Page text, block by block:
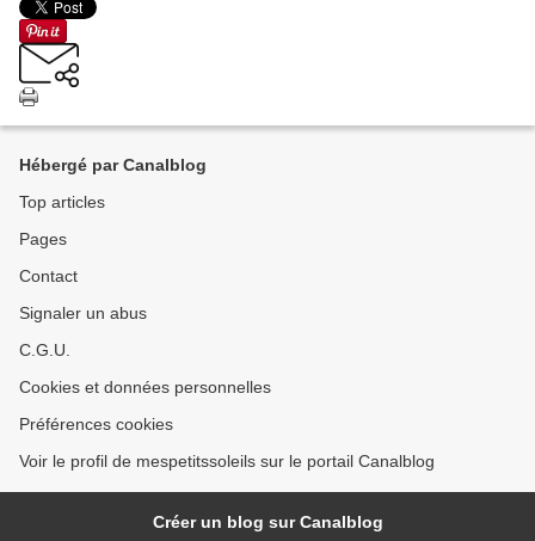
Hébergé par Canalblog
Top articles
Pages
Contact
Signaler un abus
C.G.U.
Cookies et données personnelles
Préférences cookies
Voir le profil de mespetitssoleils sur le portail Canalblog
Créer un blog sur Canalblog